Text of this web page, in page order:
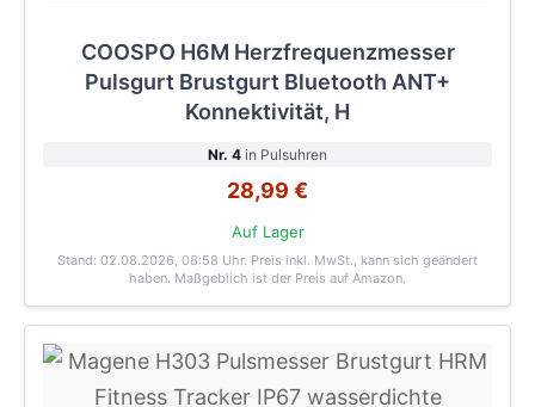
COOSPO H6M Herzfrequenzmesser
Pulsgurt Brustgurt Bluetooth ANT+
Konnektivität, H
Nr. 4 in Pulsuhren
28,99 €
Auf Lager
Stand: 02.08.2026, 08:58 Uhr. Preis inkl. MwSt., kann sich geändert
haben. Maßgeblich ist der Preis auf Amazon.